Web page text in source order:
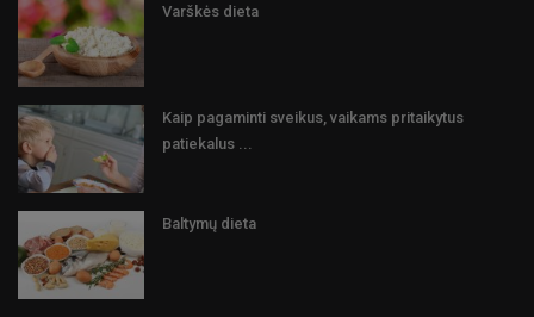
Varškės dieta
Kaip pagaminti sveikus, vaikams pritaikytus
patiekalus ...
Baltymų dieta